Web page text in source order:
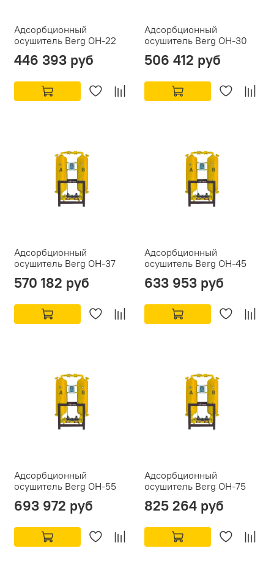
Адсорбционный
осушитель Berg ОН-22
446 393 руб
Адсорбционный
осушитель Berg ОН-30
506 412 руб
Адсорбционный
осушитель Berg ОН-37
570 182 руб
Адсорбционный
осушитель Berg ОН-45
633 953 руб
Адсорбционный
осушитель Berg ОН-55
693 972 руб
Адсорбционный
осушитель Berg ОН-75
825 264 руб